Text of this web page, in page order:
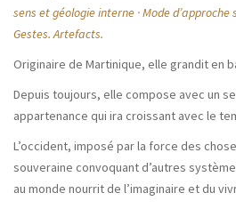
sens et géologie interne · Mode
Gestes. Artefacts.
Originaire de Martinique, elle grandit en
Depuis toujours, elle compose avec un
appartenance qui ira croissant avec le
L’occident, imposé par la force des
souveraine convoquant d’autres
au monde nourrit de l’imaginaire et du